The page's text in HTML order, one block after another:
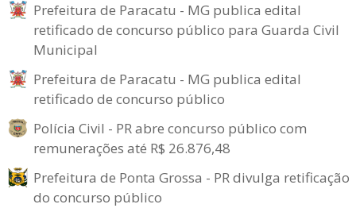
Prefeitura de Paracatu - MG publica edital
retificado de concurso público para Guarda Civil
Municipal
Prefeitura de Paracatu - MG publica edital
retificado de concurso público
Polícia Civil - PR abre concurso público com
remunerações até R$ 26.876,48
Prefeitura de Ponta Grossa - PR divulga retificação
do concurso público